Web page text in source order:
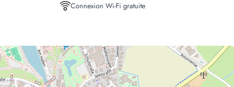
Connexion Wi-Fi gratuite